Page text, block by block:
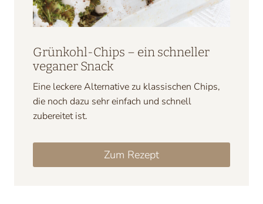
Grünkohl-Chips – ein schneller
veganer Snack
Eine leckere Alternative zu klassischen Chips,
die noch dazu sehr einfach und schnell
zubereitet ist.
Zum Rezept